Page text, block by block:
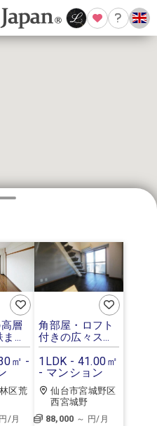
層
で
る
㎡ -
区荒
/月
角部屋・ロフト
付きの広々スタ
イリッシュ空間
1LDK - 41.00㎡
- マンション
仙台市宮城野区
西宮城野
88,000 ～ 円/月